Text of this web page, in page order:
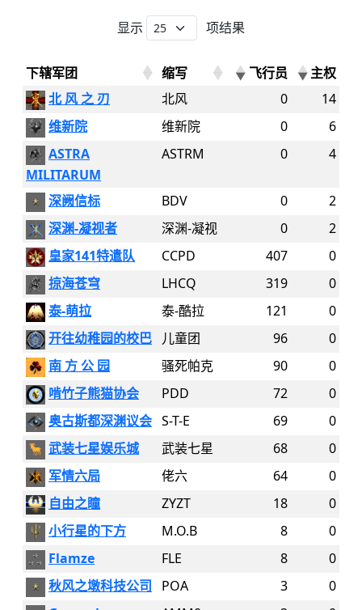
显示 项结果
下辖军团 缩写 飞行员
主权
北 风 之 刃
北风 0
14
维新院
维新院 0
6
ASTRA
MILITARUM
ASTRM 0 4
深阙信标 BDV 0
2
深渊-凝视者
深渊-凝视 0
2
皇家141特遣队
CCPD 407
0
掠海苍穹
LHCQ 319
0
泰-萌拉
泰-酷拉 121
0
开往幼稚园的校巴
儿童团 96
0
南 方 公 园
骚死帕克 90
0
啃竹子熊猫协会
PDD 72
0
奥古斯都深渊议会 S-T-E 69
0
武装七星娱乐城
武装七星 68
0
军情六局
佬六 64
0
自由之瞳
ZYZT 18
0
小行星的下方
M.O.B 8
0
Flamze
FLE 8
0
秋风之墩科技公司
POA 3
0